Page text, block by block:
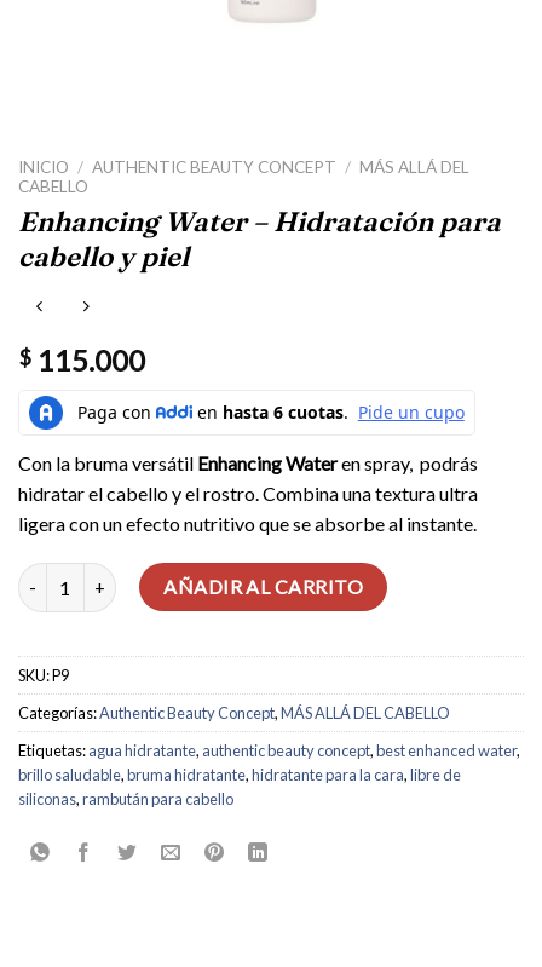
INICIO / AUTHENTIC BEAUTY CONCEPT / MÁS ALLÁ DEL
CABELLO
Enhancing Water – Hidratación para
cabello y piel
$ 115.000
Con la bruma versátil Enhancing Wateren spray, podrás
hidratar el cabello y el rostro. Combina una textura ultra
ligera con un efecto nutritivo que se absorbe al instante.
Enhancing Water - Hidratación para cabello y piel cantidad
AÑADIR AL CARRITO
SKU:P9
Categorías:Authentic Beauty Concept,MÁS ALLÁ DEL CABELLO
Etiquetas:agua hidratante, authentic beauty concept,best enhanced water,
brillo saludable,bruma hidratante,hidratante para la cara,libre de
siliconas,rambután para cabello